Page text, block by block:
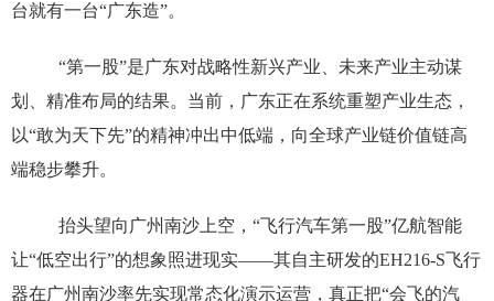
台就有一台“广东造”。
“第一股”是广东对战略性新兴产业、未来产业主动谋
划、精准布局的结果。当前，广东正在系统重塑产业生态，
以“敢为天下先”的精神冲出中低端，向全球产业链价值链高
端稳步攀升。
抬头望向广州南沙上空，“飞行汽车第一股”亿航智能
让“低空出行”的想象照进现实——其自主研发的EH216-S飞行
器在广州南沙率先实现常态化演示运营，真正把“会飞的汽